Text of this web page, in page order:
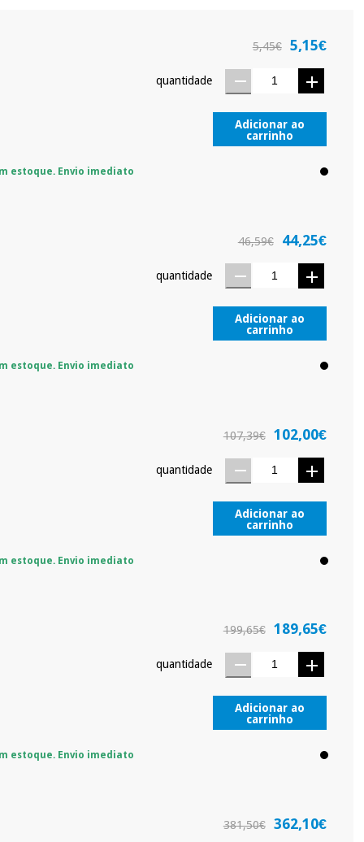
Não vendemos os seus dados a terceiros nem o
5,45€ 5,15€
quantidade
Adicionar ao
carrinho
estoque. Envio imediato
46,59€ 44,25€
quantidade
Adicionar ao
carrinho
estoque. Envio imediato
107,39€ 102,00€
quantidade
Adicionar ao
carrinho
estoque. Envio imediato
199,65€ 189,65€
quantidade
Adicionar ao
carrinho
estoque. Envio imediato
381,50€ 362,10€